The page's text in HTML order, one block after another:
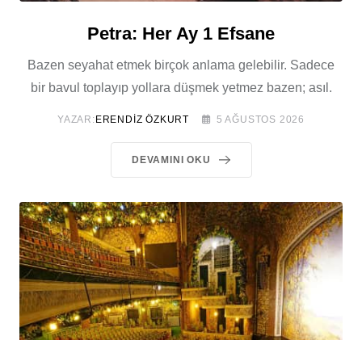
Petra: Her Ay 1 Efsane
Bazen seyahat etmek birçok anlama gelebilir. Sadece
bir bavul toplayıp yollara düşmek yetmez bazen; asıl.
YAZAR: ERENDIZ ÖZKURT 5 AĞUSTOS 2026
DEVAMINI OKU